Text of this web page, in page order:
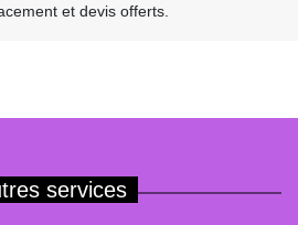
et devis offerts.
services